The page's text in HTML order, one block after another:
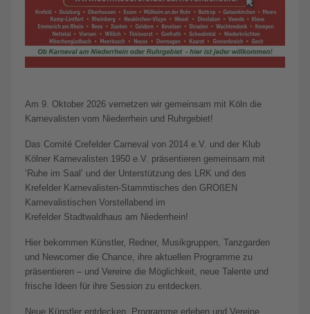
Am 9. Oktober 2026 vernetzen wir gemeinsam mit Köln die
Karnevalisten vom Niederrhein und Ruhrgebiet!
Das Comité Crefelder Carneval von 2014 e.V. und der Klub
Kölner Karnevalisten 1950 e.V. präsentieren gemeinsam mit
‘Ruhe im Saal’ und der Unterstützung des LRK und des
Krefelder Karnevalisten-Stammtisches den GROßEN
Karnevalistischen Vorstellabend im
Krefelder Stadtwaldhaus am Niederrhein!
Hier bekommen Künstler, Redner, Musikgruppen, Tanzgarden
und Newcomer die Chance, ihre aktuellen Programme zu
präsentieren – und Vereine die Möglichkeit, neue Talente und
frische Ideen für ihre Session zu entdecken.
Neue Künstler entdecken, Programme erleben und Vereine